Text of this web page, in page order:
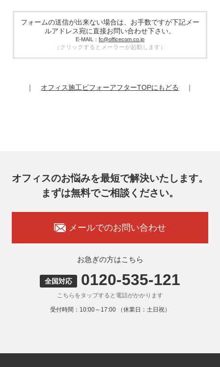
場合があります。その際、弊社は、個人情報を適切に保護で
きる管理体制を敷き実行していることを条件として委託先を
厳選したうえで、機密保持契約を委託先と締結し、お客様の
個人情報を厳密に管理させます。
提供記録の開示を請求することができます。
7. 個人情報を提供されることの任意性
お客様がご自身の個人情報を弊社に提供されるか否かはお客
は、適切なサービスをご提供できない場合がありますのでご
弊社ウェブサイトでは、利用者が当ウェブサイトを閲覧した
状況の分析のためにCookieを利用していますが、Cookieによ
る個人情報の取得はしていません。
9. 外国にある第三者への提供
お客様の個人情報を下記海外の個人情報取扱事業者へ提供す
る場合があります。
提供先の所在国の名称：アメリカ（Google LLC）
当該外国における個人情報の保護に関する制度：APECの
フォームの送信が出来ない場合は、お手数ですが下記メー
ルアドレス宛に直接お問い合わせ下さい。
E-MAIL： fc@officecom.co.jp
（クリックするとメーラーが起動します）
｜ オフィス施工ビフォーアフターTOPにもどる ｜
オフィスのお悩みを最短で解決いたします。
まずは無料でご相談ください。
メールでのお問い合わせ
お急ぎの方はこちら
全国対応 0120-535-121
こちらをタップすると電話がかかります
受付時間：10:00～17:00 （休業日：土日祝）